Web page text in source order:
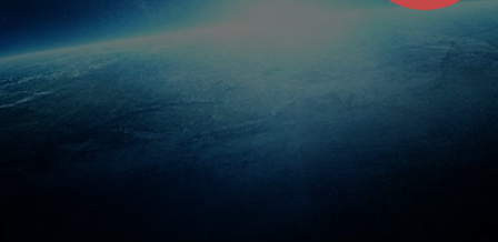
o mito e o
imaginário
espírita